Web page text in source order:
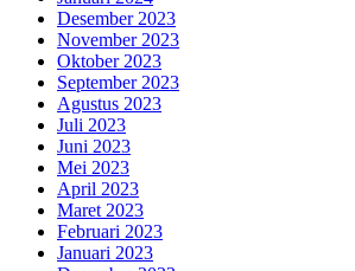
Desember 2023
November 2023
Oktober 2023
September 2023
Agustus 2023
Juli 2023
Juni 2023
Mei 2023
April 2023
Maret 2023
Februari 2023
Januari 2023